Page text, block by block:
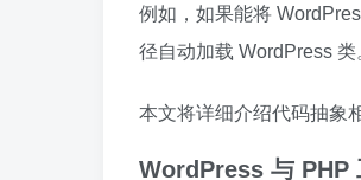
例如，如果能将
径自动加载 WordPress 类
本文将详细介绍代码抽象
WordPress 与 PHP